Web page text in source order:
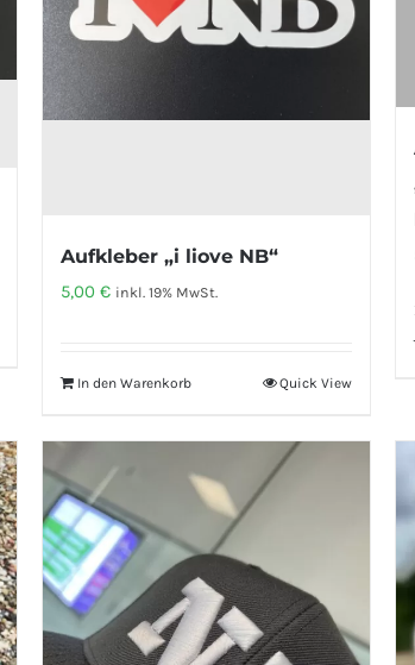
Aufkleber „i liove NB“
5,00 € inkl. 19% MwSt.
In den Warenkorb Quick View